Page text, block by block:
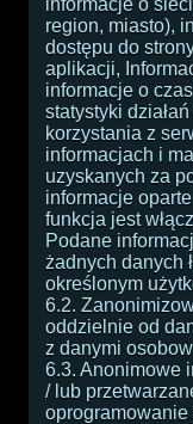
informacje o
region, miasto),
dostępu do
aplikacji,
informacje o
statystyki
korzystania z
informacjach i
uzyskanych za
informacje
funkcja jest
Podane
żadnych danych
określonym
6.2.
oddzielnie od
z danymi
6.3. Anonimowe
/ lub
oprogramowanie